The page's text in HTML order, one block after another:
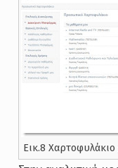
Εικ.8